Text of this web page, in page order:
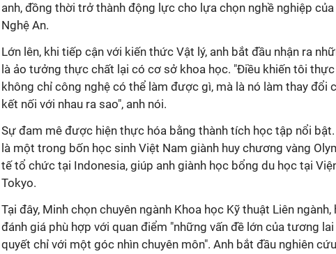
anh, đồng thời trở thành động lực cho lựa chọn nghề nghiệp
Nghệ An.
Lớn lên, khi tiếp cận với kiến thức Vật lý, anh bắt đầu nhận ra
là ảo tưởng thực chất lại có cơ sở khoa học. "Điều khiến tôi
không chỉ công nghệ có thể làm được gì, mà là nó làm thay đổi
kết nối với nhau ra sao", anh nói.
Sự đam mê được hiện thực hóa bằng thành tích học tập nổi
là một trong bốn học sinh Việt Nam giành huy chương vàng
tế tổ chức tại Indonesia, giúp anh giành học bổng du học tại
Tokyo.
Tại đây, Minh chọn chuyên ngành Khoa học Kỹ thuật Liên
đánh giá phù hợp với quan điểm "những vấn đề lớn của tương
quyết chỉ với một góc nhìn chuyên môn". Anh bắt đầu nghiên